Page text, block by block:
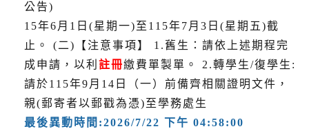
公告)
15年6月1日(星期一)至115年7月3日(星期五)截
止。 (二)【注意事項】 1.舊生：請依上述期程完
成申請，以利 註冊繳費單製單。 2.轉學生/復學生:
請於115年9月14日（一）前備齊相關證明文件，
親(郵寄者以郵戳為憑)至學務處生
最後異動時間:2026/7/22 下午 04:58:00